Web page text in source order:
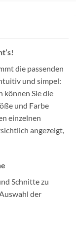
die passenden
und simpel:
Sie die
und Farbe
einzelnen
angezeigt,
Schnitte zu
der